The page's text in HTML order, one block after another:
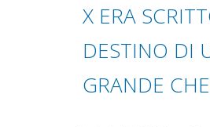
X ERA
DESTINO DI
GRANDE